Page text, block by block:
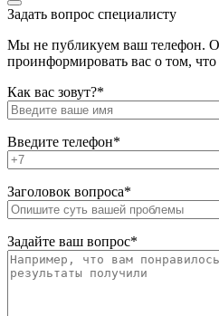
Задать вопрос специалисту
Мы не публикуем ваш телефон.
проинформировать вас о том,
Как вас зовут?*
Введите телефон*
Заголовок вопроса*
Задайте ваш вопрос*